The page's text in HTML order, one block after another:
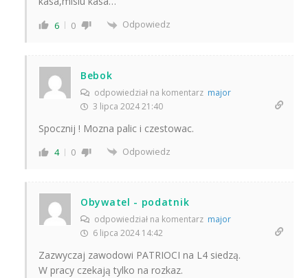
6 0 Odpowiedz
Bebok
odpowiedział na komentarz major
3 lipca 2024 21:40
Spocznij ! Mozna palic i czestowac.
4 0 Odpowiedz
Obywatel - podatnik
odpowiedział na komentarz major
6 lipca 2024 14:42
Zazwyczaj zawodowi PATRIOCI na L4 siedzą.
W pracy czekają tylko na rozkaz.